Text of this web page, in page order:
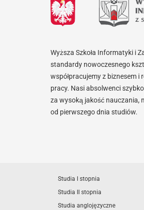
Wyższa Szkoła Informatyki i
standardy nowoczesnego
współpracujemy z biznesem
pracy. Nasi absolwenci
za wysoką jakość nauczania,
od pierwszego dnia studiów.
Studia I stopnia
Studia II stopnia
Studia anglojęzyczne